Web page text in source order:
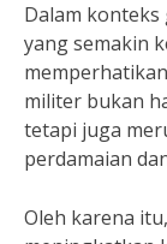
Dalam
yang semakin
militer bukan
tetapi juga
perdamaian
Oleh karena